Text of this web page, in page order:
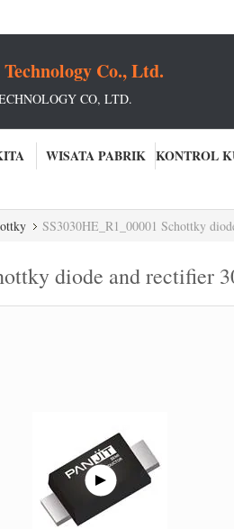
Co., Ltd.
CO, LTD.
WISATA PABRIK
SS3030HE_R1_00001 Schottky
diode and rectifier